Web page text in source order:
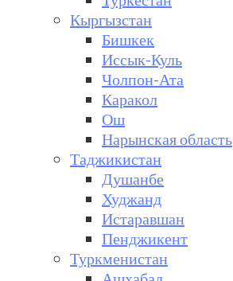
Кыргызстан
Бишкек
Иссык-Куль
Чолпон-Ата
Каракол
Ош
Нарынская область
Таджикистан
Душанбе
Худжанд
Истаравшан
Пенджикент
Туркменистан